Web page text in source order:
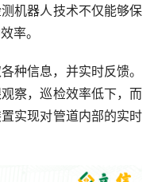
机器人技术不仅能够保
率。
种信息，并实时反馈。
察，巡检效率低下，而
实现对管道内部的实时